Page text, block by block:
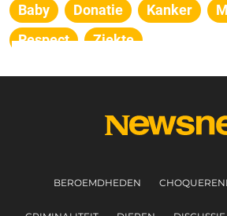
Baby Donatie Kanker
Respect
Ziekte
BEROEMDHEDEN